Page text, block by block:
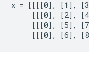
x = [[[[0], [1],
[[[0], [2],
[[[0], [5],
[[[0], [6],